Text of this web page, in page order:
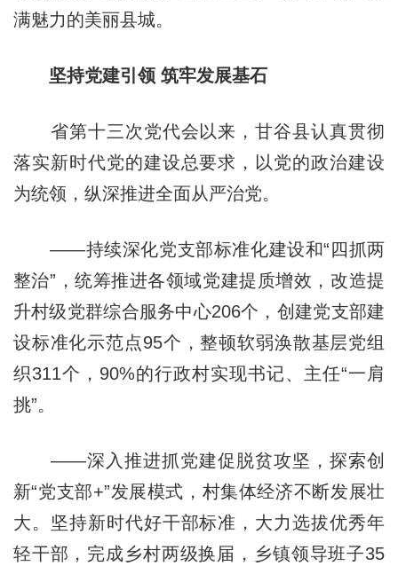
满魅力的美丽县城。
坚持党建引领 筑牢发展基石
省第十三次党代会以来，甘谷县认真贯彻
落实新时代党的建设总要求，以党的政治建设
为统领，纵深推进全面从严治党。
——持续深化党支部标准化建设和“四抓两
整治”，统筹推进各领域党建提质增效，改造提
升村级党群综合服务中心206个，创建党支部建
设标准化示范点95个，整顿软弱涣散基层党组
织311个，90%的行政村实现书记、主任“一肩
挑”。
——深入推进抓党建促脱贫攻坚，探索创
新“党支部+”发展模式，村集体经济不断发展壮
大。坚持新时代好干部标准，大力选拔优秀年
轻干部，完成乡村两级换届，乡镇领导班子35